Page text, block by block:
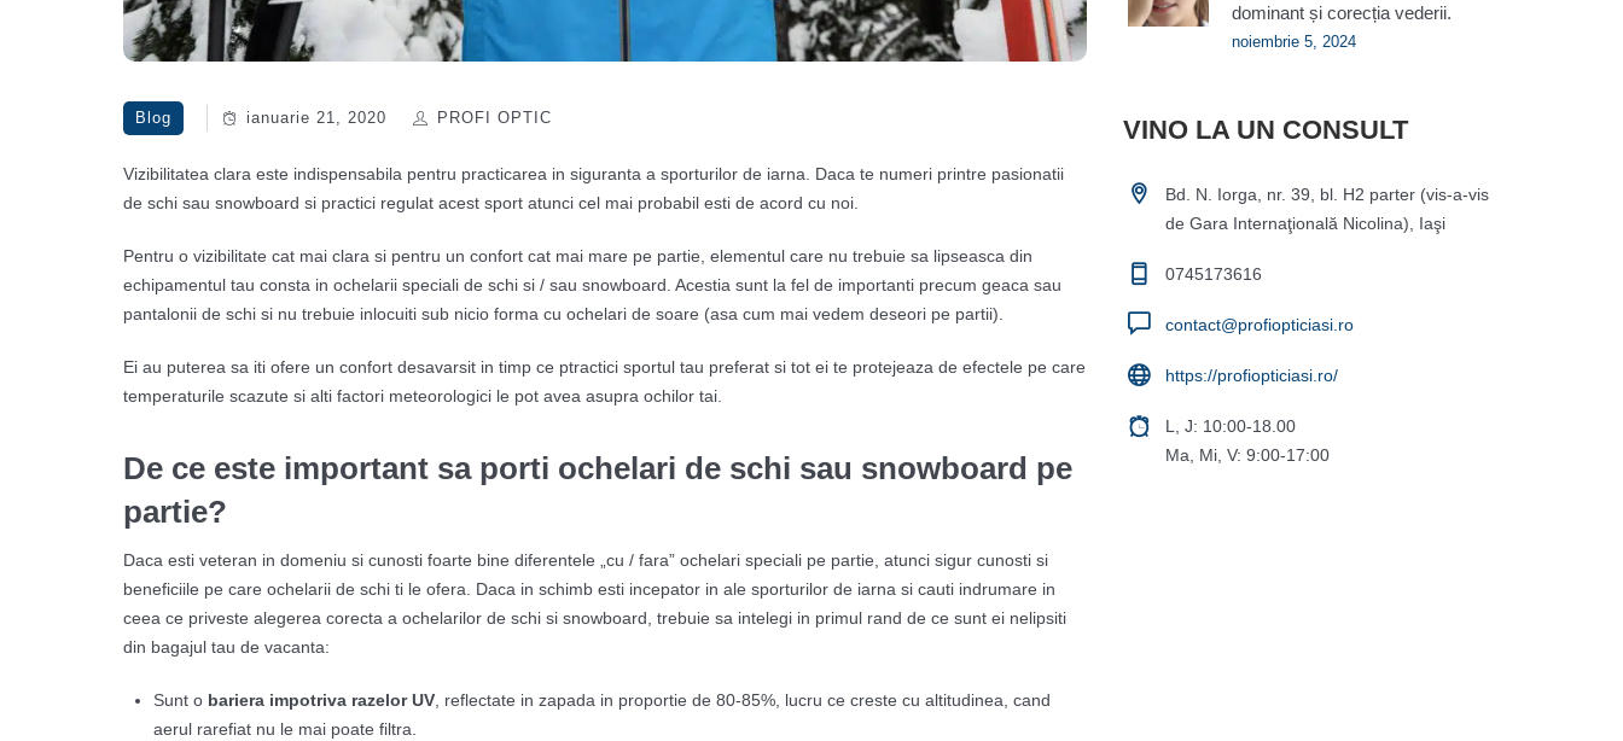
Blog ianuarie 21, 2020 PROFI OPTIC
Vizibilitatea clara este indispensabila pentru practicarea in siguranta a sporturilor de iarna. Daca te numeri printre pasionatii
de schi sau snowboard si practici regulat acest sport atunci cel mai probabil esti de acord cu noi.
Pentru o vizibilitate cat mai clara si pentru un confort cat mai mare pe partie, elementul care nu trebuie sa lipseasca din
echipamentul tau consta in ochelarii speciali de schi si / sau snowboard. Acestia sunt la fel de importanti precum geaca sau
pantalonii de schi si nu trebuie inlocuiti sub nicio forma cu ochelari de soare (asa cum mai vedem deseori pe partii).
Ei au puterea sa iti ofere un confort desavarsit in timp ce ptractici sportul tau preferat si tot ei te protejeaza de efectele pe care
temperaturile scazute si alti factori meteorologici le pot avea asupra ochilor tai.
De ce este important sa porti ochelari de schi sau snowboard pe
partie?
Daca esti veteran in domeniu si cunosti foarte bine diferentele „cu / fara” ochelari speciali pe partie, atunci sigur cunosti si
beneficiile pe care ochelarii de schi ti le ofera. Daca in schimb esti incepator in ale sporturilor de iarna si cauti indrumare in
ceea ce priveste alegerea corecta a ochelarilor de schi si snowboard, trebuie sa intelegi in primul rand de ce sunt ei nelipsiti
din bagajul tau de vacanta:
Sunt o bariera impotriva razelor UV , reflectate in zapada in proportie de 80-85%, lucru ce creste cu altitudinea, cand
aerul rarefiat nu le mai poate filtra.
dominant și corecția vederii.
noiembrie 5, 2024
VINO LA UN CONSULT
Bd. N. Iorga, nr. 39, bl. H2 parter (vis-a-vis
de Gara Internaţională Nicolina), Iaşi
0745173616
contact@profiopticiasi.ro
https://profiopticiasi.ro/
L, J: 10:00-18.00
Ma, Mi, V: 9:00-17:00